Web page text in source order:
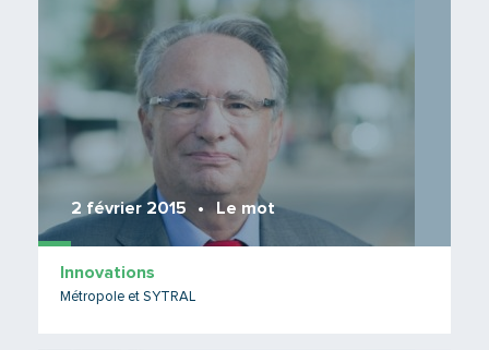
2 février 2015 Le mot
Innovations
Métropole et SYTRAL